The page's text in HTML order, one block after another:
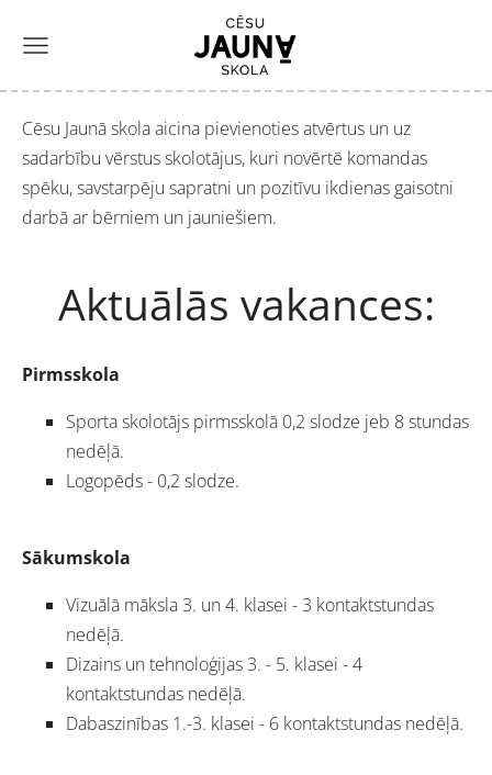
Cēsu Jaunā skola aicina pievienoties atvērtus un uz
sadarbību vērstus skolotājus, kuri novērtē komandas
spēku, savstarpēju sapratni un pozitīvu ikdienas gaisotni
darbā ar bērniem un jauniešiem.
Aktuālās vakances:
Pirmsskola
Sporta skolotājs pirmsskolā 0,2 slodze jeb 8 stundas
nedēļā.
Logopēds - 0,2 slodze.
Sākumskola
Vizuālā māksla 3. un 4. klasei - 3 kontaktstundas
nedēļā.
Dizains un tehnoloģijas 3. - 5. klasei - 4
kontaktstundas nedēļā.
Dabaszinības 1.-3. klasei - 6 kontaktstundas nedēļā.